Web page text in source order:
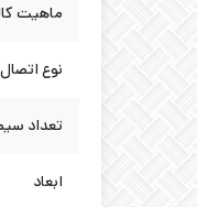
ماهیت
نوع اتصال
تعداد
ابعاد